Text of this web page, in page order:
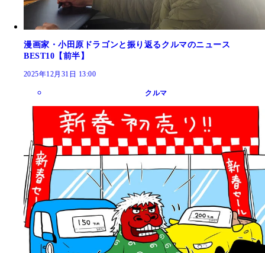
漫画家・小田原ドラゴンと振り返るクルマのニュース
BEST10【前半】
2025年12月31日 13:00
クルマ